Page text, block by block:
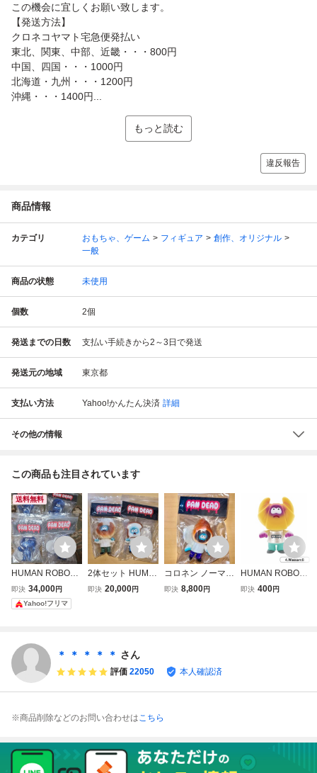
この機会に宜しくお願い致します。
【発送方法】
クロネコヤマト宅急便発払い
東北、関東、中部、近畿・・・800円
中国、四国・・・1000円
北海道・九州・・・1200円
沖縄・・・1400円...
もっと読む
違反報告
商品情報
カテゴリ おもちゃ、ゲーム フィギュア
創作、オリジナル
一般
商品の状態 未使用
個数 2個
発送までの日数 支払い手続きから2～3日で発送
発送元の地域 東京都
支払い方法 Yahoo!かんたん決済 詳細
その他の情報
この商品も注目されています
送料無料
HUMAN ROBOT
パンデッド ショッ
クン ワッサン コ
ロネン メロロン
即決 34,000円
Yahoo!フリマ
2体セット HUMA
N ROBOT PANDE
vi デザフェス ラス
即決 20,000円
コロネン ノーマル
パンデッド HUMA
即決 8,800円
HUMAN ROBOT
パンデッド フィギ
即決 400円
＊ ＊ ＊ ＊ ＊ さん
評価 22050 本人確認済
※商品削除などのお問い合わせはこちら